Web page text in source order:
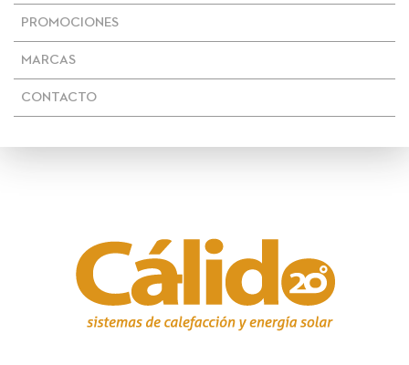
PROMOCIONES
MARCAS
CONTACTO